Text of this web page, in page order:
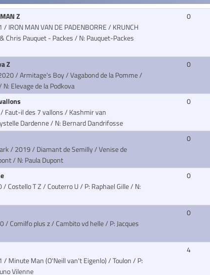
Z
IRON MAN VAN DE PADENBORRE / KRUNCH
Chris Pauquet - Packes / N: Pauquet-Packes
0
Z
/ Armitage's Boy / Vagabond de la Pomme/
Elevage de la Podkova
0
Faut-il des 7 vallons / Kashmir van
Dardenne / N: Bernard Dandrifosse
0
/ 2019 / Diamant de Semilly / Venise de
/ N: Paula Dupont
0
Costello T Z / Couterro U/ P: Raphael Gille / N:
0
/ Comilfo plus z / Cambito vd helle/ P: Jacques
0
/ Minute Man (O'Neill van't Eigenlo) / Toulon/ P:
Vilenne
4